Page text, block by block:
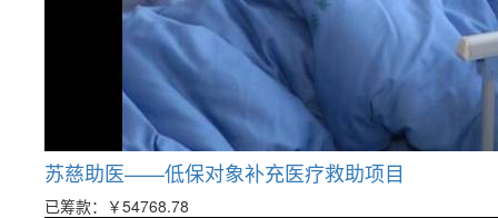
苏慈助医——低保对象补充医疗救助项目
已筹款： ￥54768.78